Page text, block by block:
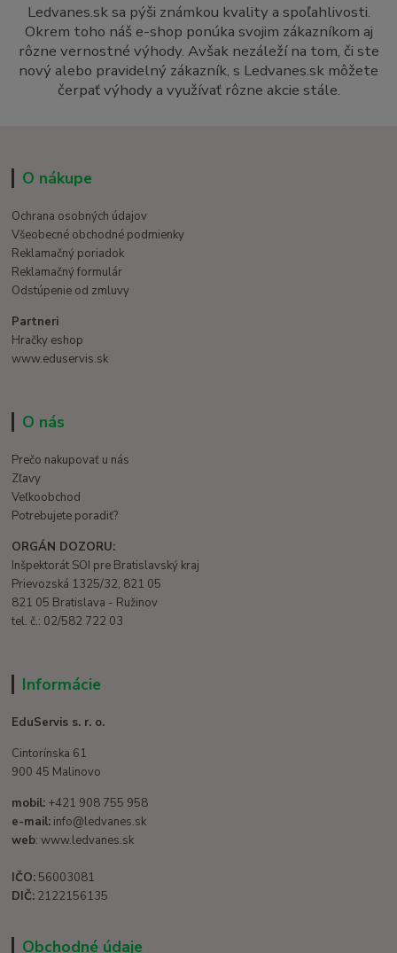
Ledvanes.sk sa pýši známkou kvality a spoľahlivosti.
Okrem toho náš e-shop ponúka svojim zákazníkom aj
rôzne vernostné výhody. Avšak nezáleží na tom, či ste
nový alebo pravidelný zákazník, s Ledvanes.sk môžete
čerpať výhody a využívať rôzne akcie stále.
O nákupe
Ochrana osobných údajov
Všeobecné obchodné podmienky
Reklamačný poriadok
Reklamačný formulár
Odstúpenie od zmluvy
Partneri
Hračky eshop
www.eduservis.sk
O nás
Prečo nakupovať u nás
Zľavy
Veľkoobchod
Potrebujete poradiť?
ORGÁN DOZORU:
Inšpektorát SOI pre Bratislavský kraj
Prievozská 1325/32, 821 05
821 05 Bratislava - Ružinov
tel. č.: 02/582 722 03
Informácie
EduServis s. r. o.
Cintorínska 61
900 45 Malinovo
mobil: +421 908 755 958
e-mail: info@ledvanes.sk
web: www.ledvanes.sk
IČO: 56003081
DIČ: 2122156135
Obchodné údaje